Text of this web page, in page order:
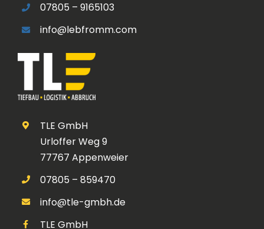
07805 – 9165103
info@lebfromm.com
TLE GmbH
Urloffer Weg 9
77767 Appenweier
07805 – 859470
info@tle-gmbh.de
TLE GmbH